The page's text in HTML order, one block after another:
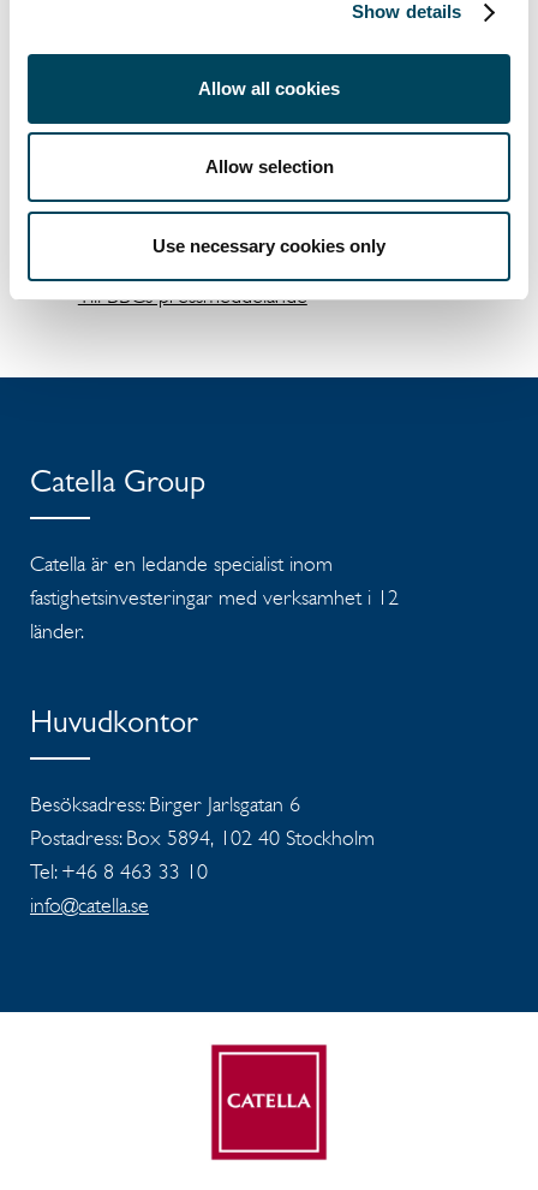
Show details
Allow all cookies
Allow selection
Use necessary cookies only
BBC, säger Annette Utternäs Catella
Corporate Finance
Föreningen finansieras via Handelsbanken
Pedagogen Park där också privatsidan hjälpt
flera medlemmar med bolån.
Bra Boende Centralt önskar Hallerås
Bostadsrättsförening all lycka i framtiden!
Till BBCs pressmeddelande
Catella Group
Catella är en ledande specialist inom
fastighetsinvesteringar med verksamhet i 12
länder.
Huvudkontor
Besöksadress: Birger Jarlsgatan 6
Postadress: Box 5894, 102 40 Stockholm
Tel: +46 8 463 33 10
info@catella.se